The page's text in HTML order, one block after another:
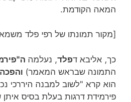
המאה הקודמת.
[מקור תמונתו של רפי פלד
כך, אליבא דפלד, נעלמה
התמונה שבראש המאמר)
הוא קרא "לשוב למבנה היררכי
פירמידת דרגות בעלת בסיס